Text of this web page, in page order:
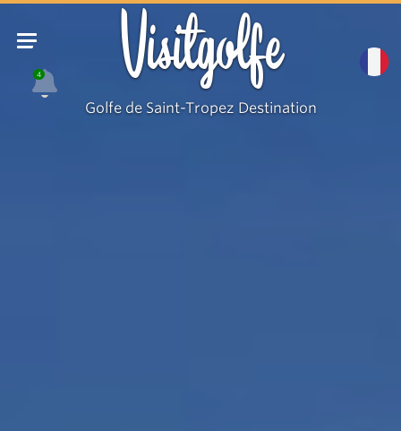
4 Visitgolfe
Golfe de Saint-Tropez Destination